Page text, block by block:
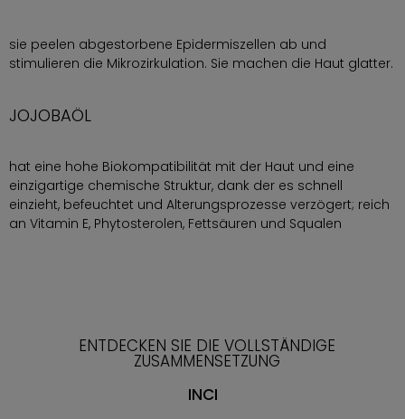
sie peelen abgestorbene Epidermiszellen ab und
stimulieren die Mikrozirkulation. Sie machen die Haut glatter.
JOJOBAÖL
hat eine hohe Biokompatibilität mit der Haut und eine
einzigartige chemische Struktur, dank der es schnell
einzieht, befeuchtet und Alterungsprozesse verzögert; reich
an Vitamin E, Phytosterolen, Fettsäuren und Squalen
ENTDECKEN SIE DIE VOLLSTÄNDIGE
ZUSAMMENSETZUNG
INCI